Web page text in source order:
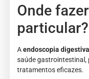
Onde
particular?
Aendoscopia digestiva
saúde gastrointestinal,
tratamentos eficazes.